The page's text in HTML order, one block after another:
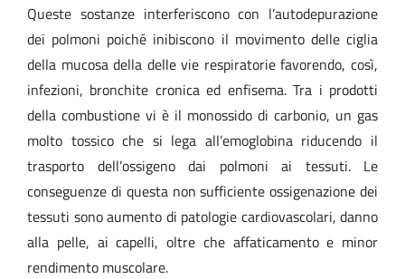
Queste sostanze interferiscono con l’autodepurazione
dei polmoni poiché inibiscono il movimento delle ciglia
della mucosa della delle vie respiratorie favorendo, così,
infezioni, bronchite cronica ed enfisema. Tra i prodotti
della combustione vi è il monossido di carbonio, un gas
molto tossico che si lega all’emoglobina riducendo il
trasporto dell’ossigeno dai polmoni ai tessuti. Le
conseguenze di questa non sufficiente ossigenazione dei
tessuti sono aumento di patologie cardiovascolari, danno
alla pelle, ai capelli, oltre che affaticamento e minor
rendimento muscolare.